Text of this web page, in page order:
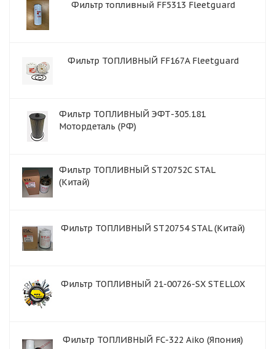
Фильтр топливный FF5313 Fleetguard
Фильтр ТОПЛИВНЫЙ FF167A Fleetguard
Фильтр ТОПЛИВНЫЙ ЭФТ-305.181
Мотордеталь (РФ)
Фильтр ТОПЛИВНЫЙ ST20752C STAL
(Китай)
Фильтр ТОПЛИВНЫЙ ST20754 STAL (Китай)
Фильтр ТОПЛИВНЫЙ 21-00726-SX STELLOX
Фильтр ТОПЛИВНЫЙ FC-322 Aiko (Япония)